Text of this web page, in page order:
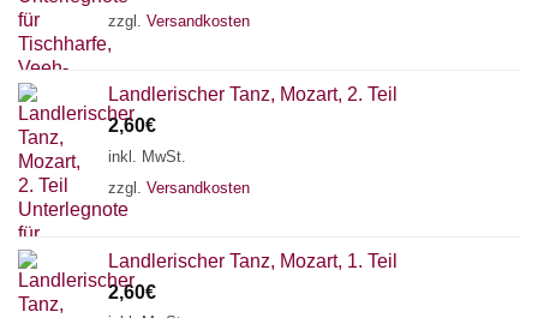
zzgl. Versandkosten
Landlerischer Tanz, Mozart, 2. Teil
2,60€
inkl. MwSt.
zzgl. Versandkosten
Landlerischer Tanz, Mozart, 1. Teil
2,60€
Chat Support
18 SAITEN 21 SAITEN